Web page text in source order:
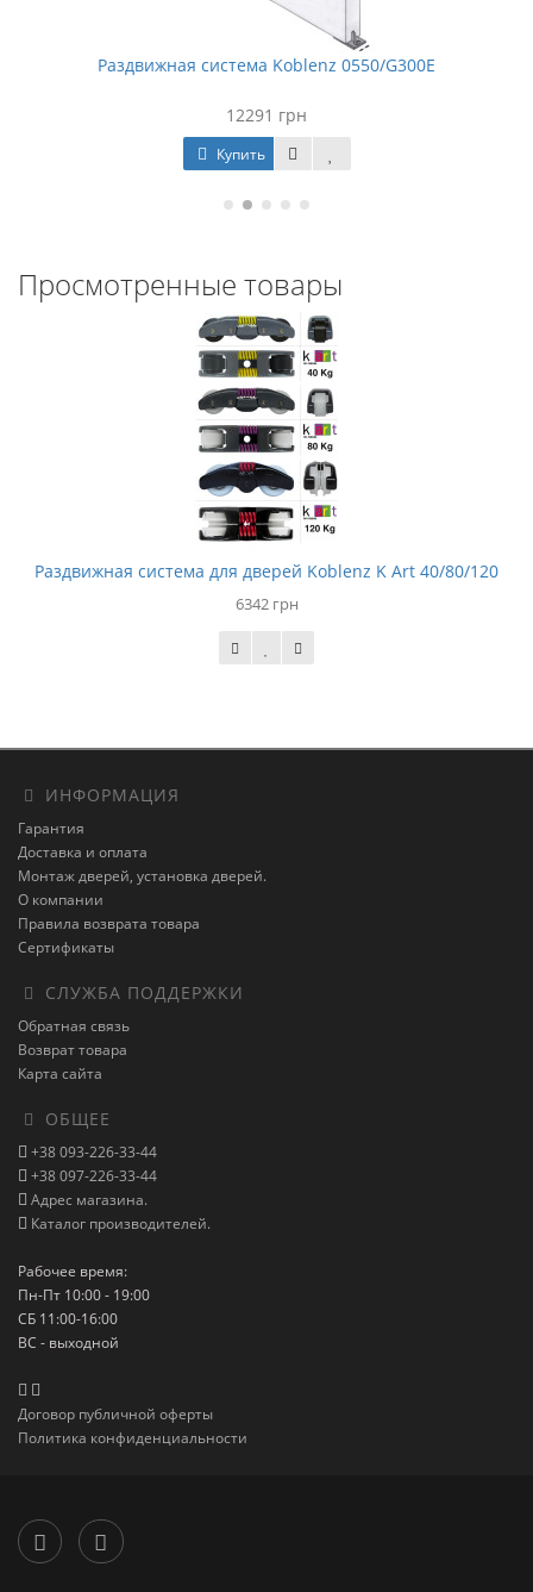
Раздвижная система Koblenz 0550/G300E
12291 грн
Купить
Просмотренные товары
Раздвижная система для дверей Koblenz K Art 40/80/120
6342 грн
ИНФОРМАЦИЯ
Гарантия
Доставка и оплата
Монтаж дверей, установка дверей.
О компании
Правила возврата товара
Сертификаты
СЛУЖБА ПОДДЕРЖКИ
Обратная связь
Возврат товара
Карта сайта
ОБЩЕЕ
+38 093-226-33-44
+38 097-226-33-44
Адрес магазина.
Каталог производителей.
Рабочее время:
Пн-Пт 10:00 - 19:00
СБ 11:00-16:00
ВС - выходной
Договор публичной оферты
Политика конфиденциальности